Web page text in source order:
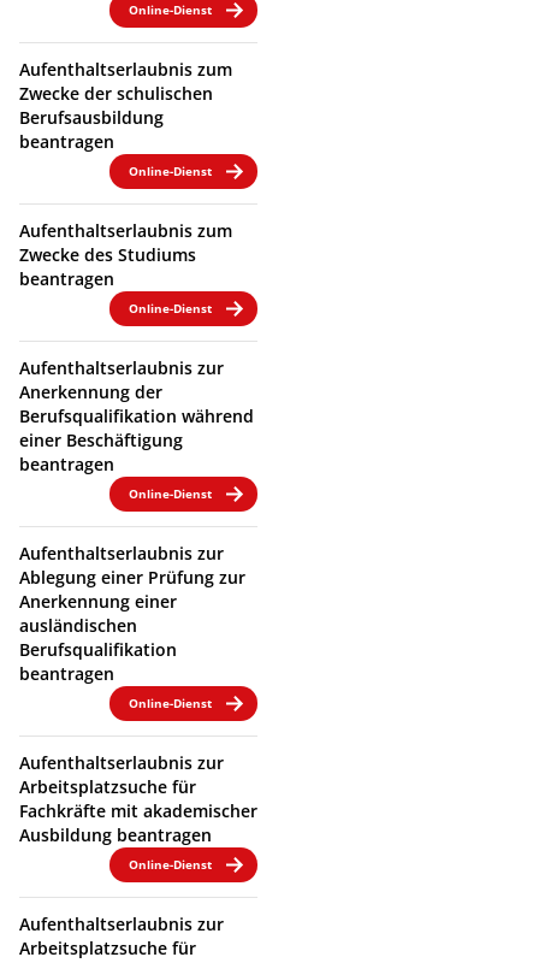
Online-Dienst
Aufenthaltserlaubnis zum
Zwecke der schulischen
Berufsausbildung
beantragen
Online-Dienst
Aufenthaltserlaubnis zum
Zwecke des Studiums
beantragen
Online-Dienst
Aufenthaltserlaubnis zur
Anerkennung der
Berufsqualifikation während
einer Beschäftigung
beantragen
Online-Dienst
Aufenthaltserlaubnis zur
Ablegung einer Prüfung zur
Anerkennung einer
ausländischen
Berufsqualifikation
beantragen
Online-Dienst
Aufenthaltserlaubnis zur
Arbeitsplatzsuche für
Fachkräfte mit akademischer
Ausbildung beantragen
Online-Dienst
Aufenthaltserlaubnis zur
Arbeitsplatzsuche für